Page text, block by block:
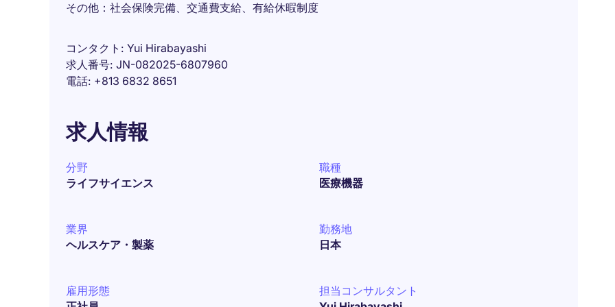
その他：社会保険完備、交通費支給、有給休暇制度
コンタクト
Yui Hirabayashi
求人番号 JN-082025-6807960
電話 +813 6832 8651
求人情報
分野
ライフサイエンス
職種
医療機器
業界
ヘルスケア・製薬
勤務地
日本
雇用形態
担当コンサルタント